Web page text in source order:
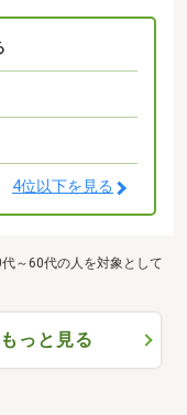
4位以下を見る
～60代の人を対象として
っと見る